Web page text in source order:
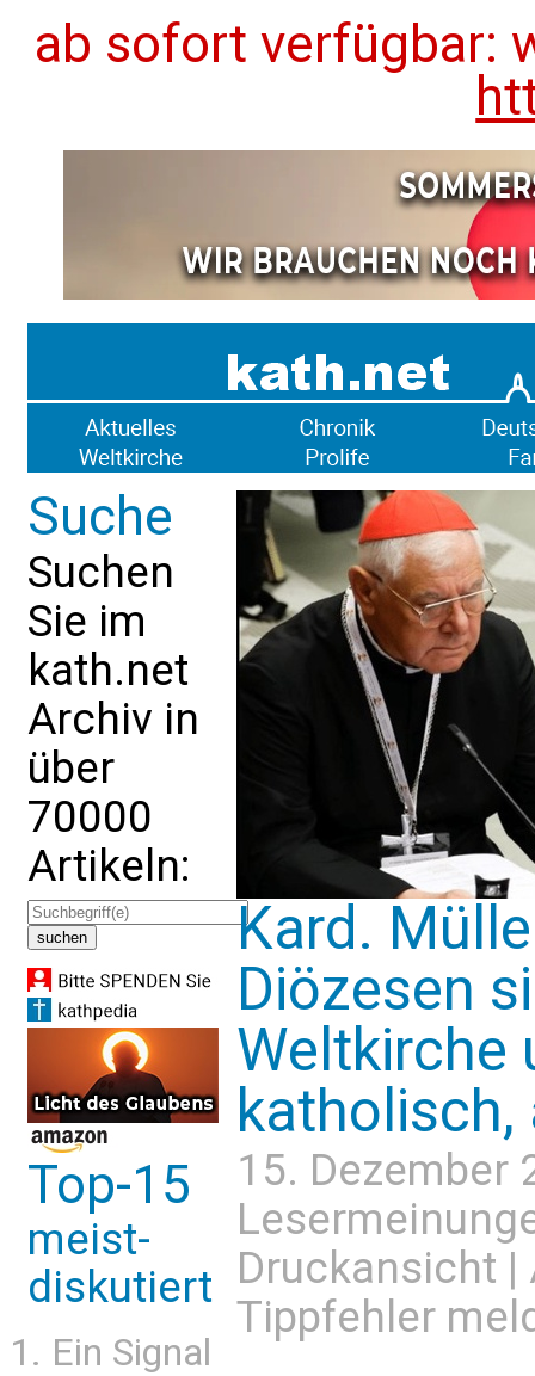
ab sofort verfügbar:
Suche
Suchen
Sie im
kath.net
Archiv in
über
70000
Artikeln:
Top-15
meist-
diskutiert
Ein Signal
Kard.
Diözesen
Weltkirche
katholisch,
15. Dezember
Druckansicht |
Tippfehler